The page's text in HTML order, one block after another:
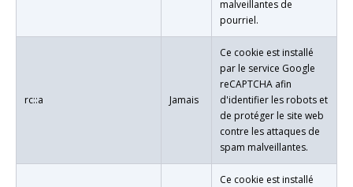
malveillantes de
pourriel.
rc::a Jamais
Ce cookie est installé
par le service Google
reCAPTCHA afin
d'identifier les robots et
de protéger le site web
contre les attaques de
spam malveillantes.
Ce cookie est installé